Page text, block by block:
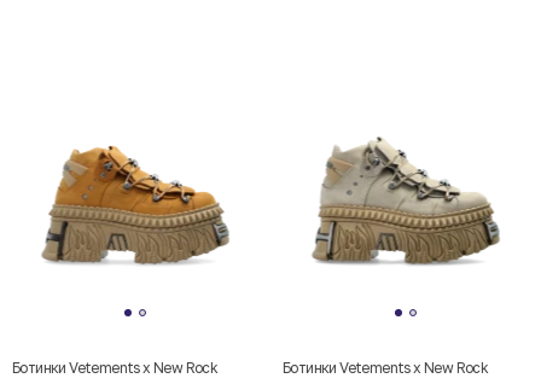
Ботинки Vetements x New Rock Ботинки Vetements x New Rock